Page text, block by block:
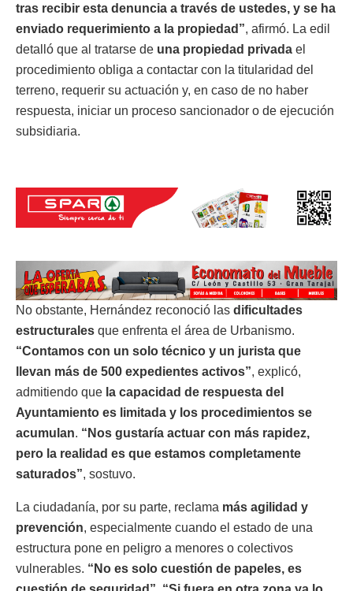
tras recibir esta denuncia a través de ustedes, y se ha
enviado requerimiento a la propiedad”, afirmó. La edil
detalló que al tratarse de una propiedad privada el
procedimiento obliga a contactar con la titularidad del
terreno, requerir su actuación y, en caso de no haber
respuesta, iniciar un proceso sancionador o de ejecución
subsidiaria.
No obstante, Hernández reconoció las dificultades
estructurales que enfrenta el área de Urbanismo.
“Contamos con un solo técnico y un jurista que
llevan más de 500 expedientes activos”, explicó,
admitiendo que la capacidad de respuesta del
Ayuntamiento es limitada y los procedimientos se
acumulan. “Nos gustaría actuar con más rapidez,
pero la realidad es que estamos completamente
saturados”, sostuvo.
La ciudadanía, por su parte, reclama más agilidad y
prevención, especialmente cuando el estado de una
estructura pone en peligro a menores o colectivos
vulnerables. “No es solo cuestión de papeles, es